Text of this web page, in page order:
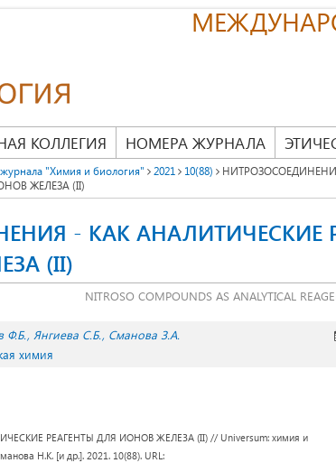
КОЛЛЕГИЯ НОМЕРА ЖУРНАЛА
"Химия и биология" 2021 10(88)
ЖЕЛЕЗА (II)
- КАК АНАЛИТИЧЕСКИЕ
(II)
NITROSO COMPOUNDS AS ANALYTICAL
Ф.Б. Янгиева С.Б. Сманова З.А.
химия
РЕАГЕНТЫ ДЛЯ ИОНОВ ЖЕЛЕЗА (II) // Universum: химия и
Н.К. [и др.]. 2021. 10(88). URL: